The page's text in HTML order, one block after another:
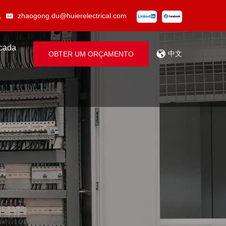
zhaogong.du@huierelectrical.com
OBTER UM ORÇAMENTO 中文